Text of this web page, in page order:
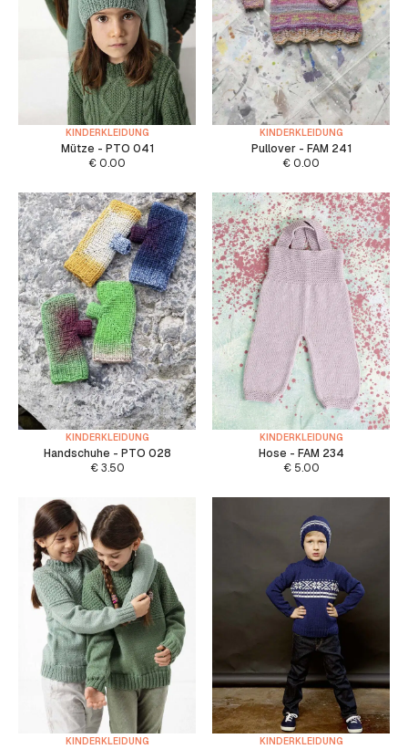
KINDERKLEIDUNG
Mütze - PTO 041
€ 0.00
KINDERKLEIDUNG
Pullover - FAM 241
€ 0.00
KINDERKLEIDUNG
Handschuhe - PTO 028
€3.50
KINDERKLEIDUNG
Hose - FAM 234
€5.00
KINDERKLEIDUNG KINDERKLEIDUNG